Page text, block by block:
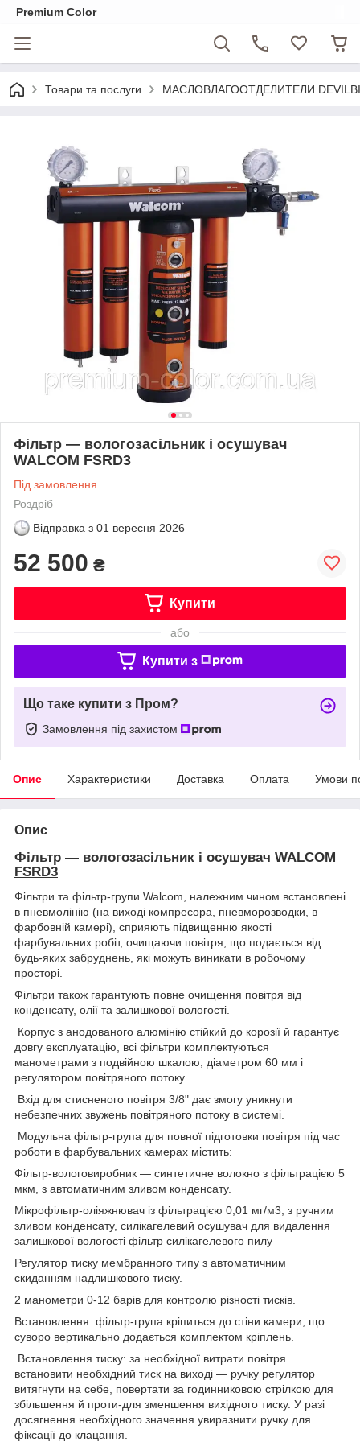
Premium Color
Товари та послуги МАСЛОВЛАГООТДЕЛИТЕЛИ
Фільтр — вологозасільник і осушувач
WALCOM FSRD3
Під замовлення
Роздріб
Відправка з 01 вересня 2026
52 500 ₴
Купити
або
Купити з
Що таке купити з Пром?
Замовлення під захистом
Опис Характеристики Доставка Оплата Умови
Опис
Фільтр — вологозасільник і осушувач WALCOM
FSRD3
Фільтри та фільтр-групи Walcom, належним чином встановлені
в пневмолінію (на виході компресора, пневморозводки, в
фарбовній камері), сприяють підвищенню якості
фарбувальних робіт, очищаючи повітря, що подається від
будь-яких забруднень, які можуть виникати в робочому
просторі.
Фільтри також гарантують повне очищення повітря від
конденсату, олії та залишкової вологості.
Корпус з анодованого алюмінію стійкий до корозії й гарантує
довгу експлуатацію, всі фільтри комплектуються
манометрами з подвійною шкалою, діаметром 60 мм і
регулятором повітряного потоку.
Вхід для стисненого повітря 3/8" дає змогу уникнути
небезпечних звужень повітряного потоку в системі.
Модульна фільтр-група для повної підготовки повітря під час
роботи в фарбувальних камерах містить:
Фільтр-вологовиробник — синтетичне волокно з фільтрацією 5
мкм, з автоматичним зливом конденсату.
Мікрофільтр-оліяжнювач із фільтрацією 0,01 мг/м3, з ручним
зливом конденсату, силікагелевий осушувач для видалення
залишкової вологості фільтр силікагелевого пилу
Регулятор тиску мембранного типу з автоматичним
скиданням надлишкового тиску.
2 манометри 0-12 барів для контролю різності тисків.
Встановлення: фільтр-група кріпиться до стіни камери, що
суворо вертикально додається комплектом кріплень.
Встановлення тиску: за необхідної витрати повітря
встановити необхідний тиск на виході — ручку регулятор
витягнути на себе, повертати за годинниковою стрілкою для
збільшення й проти-для зменшення вихідного тиску. У разі
досягнення необхідного значення увиразнити ручку для
фіксації до клацання.